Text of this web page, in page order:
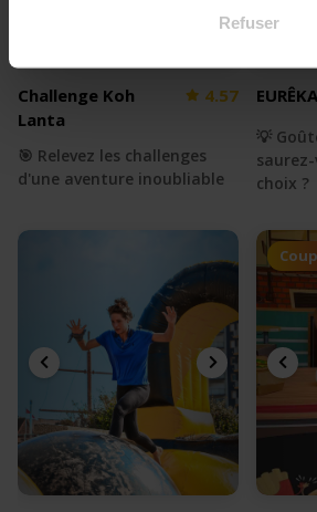
Refuser
Challenge Koh
Lanta
4.57
🎯 Relevez les challenges
d'une aventure inoubliable
💡
choix ?